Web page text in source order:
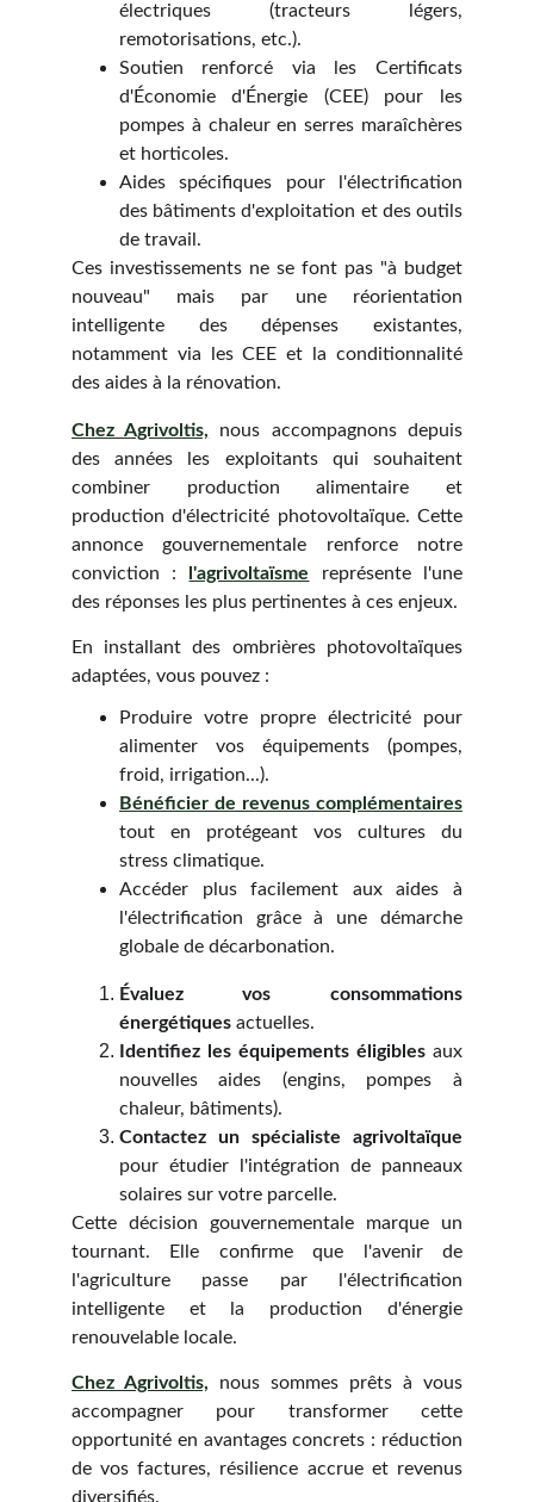
électriques (tracteurs légers,
remotorisations, etc.).
Soutien renforcé via les Certificats
d'Économie d'Énergie (CEE) pour les
pompes à chaleur en serres maraîchères
et horticoles.
Aides spécifiques pour l'électrification
des bâtiments d'exploitation et des outils
de travail.
Ces investissements ne se font pas "à budget
nouveau" mais par une réorientation
intelligente des dépenses existantes,
notamment via les CEE et la conditionnalité
des aides à la rénovation.
Chez Agrivoltis, nous accompagnons depuis
des années les exploitants qui souhaitent
combiner production alimentaire et
production d'électricité photovoltaïque. Cette
annonce gouvernementale renforce notre
conviction :
l'agrivoltaïsme représente l'une
des réponses les plus pertinentes à ces enjeux.
En installant des ombrières photovoltaïques
adaptées, vous pouvez :
Produire votre propre électricité pour
alimenter vos équipements (pompes,
froid, irrigation...).
Bénéficier de revenus complémentaires
tout en protégeant vos cultures du
stress climatique.
Accéder plus facilement aux aides à
l'électrification grâce à une démarche
globale de décarbonation.
Évaluez vos consommations
énergétiques actuelles.
Identifiez les équipements éligiblesaux
nouvelles aides (engins, pompes à
chaleur, bâtiments).
Contactez un spécialiste agrivoltaïque
pour étudier l'intégration de panneaux
solaires sur votre parcelle.
Cette décision gouvernementale marque un
tournant. Elle confirme que l'avenir de
l'agriculture passe par l'électrification
intelligente et la production d'énergie
renouvelable locale.
Chez Agrivoltis, nous sommes prêts à vous
accompagner pour transformer cette
opportunité en avantages concrets : réduction
de vos factures, résilience accrue et revenus
diversifiés.